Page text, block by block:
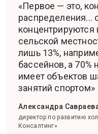
«Первое — это,
распределения...
концентрируются
сельской
лишь 13%,
бассейнов, а
имеет объектов
занятий спортом»
Александра
директор по развитию
Консалтинг»